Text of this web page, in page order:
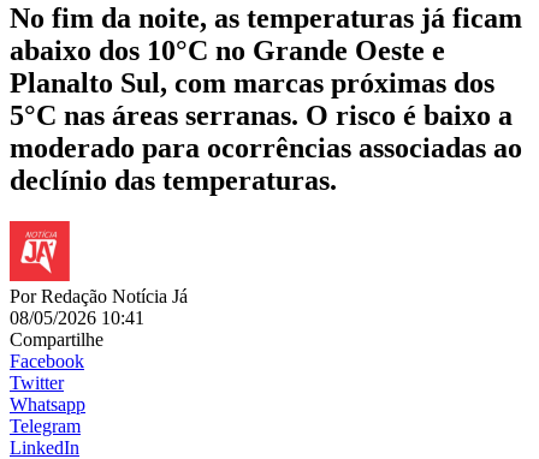
No fim da noite, as temperaturas já ficam
abaixo dos 10°C no Grande Oeste e
Planalto Sul, com marcas próximas dos
5°C nas áreas serranas. O risco é baixo a
moderado para ocorrências associadas ao
declínio das temperaturas.
PorRedação Notícia Já
08/05/2026 10:41
Compartilhe
Facebook
Twitter
Whatsapp
Telegram
LinkedIn